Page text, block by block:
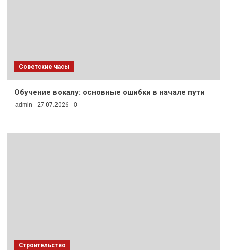
Советские часы
Обучение вокалу: основные ошибки в начале пути
admin 27.07.2026 0
Строительство